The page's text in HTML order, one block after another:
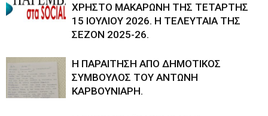
ΧΡΗΣΤΟ ΜΑΚΑΡΩΝΗ ΤΗΣ ΤΕΤΑΡΤΗΣ
15 ΙΟΥΛΙΟΥ 2026. Η ΤΕΛΕΥΤΑΙΑ ΤΗΣ
ΣΕΖΟΝ 2025-26.
Η ΠΑΡΑΙΤΗΣΗ ΑΠΟ ΔΗΜΟΤΙΚΟΣ
ΣΥΜΒΟΥΛΟΣ ΤΟΥ ΑΝΤΩΝΗ
ΚΑΡΒΟΥΝΙΑΡΗ.